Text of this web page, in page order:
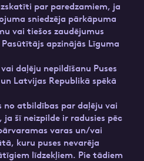
par paredzamiem, ja
sniedzēja pārkāpuma
vai tiešos zaudējumus
apzinājās Līguma
daļēju nepildīšanu Puses
Latvijas Republikā spēkā
no atbildības par daļēju vai
šī neizpilde ir radusies pēc
varas un/vai
kuru puses nevarēja
līdzekļiem. Pie tādiem